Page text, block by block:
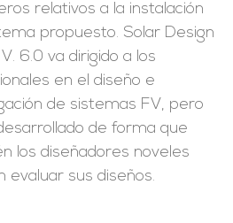
relativos a la instalación
propuesto. Solar Design
6.0 va dirigido a los
en el diseño e
de sistemas FV, pero
de forma que
los diseñadores noveles
evaluar sus diseños.